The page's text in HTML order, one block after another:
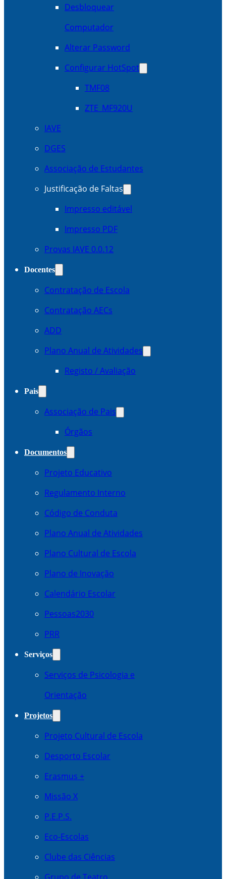
Desbloquear
Computador
Alterar Password
Configurar HotSpot
TMF08
ZTE_MF920U
IAVE
DGES
Associação de Estudantes
Justificação de Faltas
Impresso editável
Impresso PDF
Provas IAVE 0.0.12
Docentes
Contratação de Escola
Contratação AECs
ADD
Plano Anual de Atividades
Registo / Avaliação
Pais
Associação de Pais
Órgãos
Documentos
Projeto Educativo
Regulamento Interno
Código de Conduta
Plano Anual de Atividades
Plano Cultural de Escola
Plano de Inovação
Calendário Escolar
Pessoas2030
PRR
Serviços
Serviços de Psicologia e
Orientação
Projetos
Projeto Cultural de Escola
Desporto Escolar
Erasmus +
Missão X
P.E.P.S.
Eco-Escolas
Clube das Ciências